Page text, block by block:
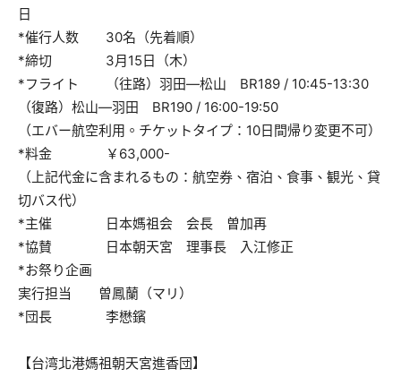
日
*催行人数 30名（先着順）
*締切 3月15日（木）
*フライト （往路）羽田—松山 BR189 / 10:45-13:30
（復路）松山—羽田 BR190 / 16:00-19:50
（エバー航空利用。チケットタイプ：10日間帰り変更不可）
*料金 ￥63,000-
（上記代金に含まれるもの：航空券、宿泊、食事、観光、貸
切バス代）
*主催 日本媽祖会 会長 曽加再
*協賛 日本朝天宮 理事長 入江修正
*お祭り企画
実行担当 曽鳳蘭（マリ）
*団長 李懋鑌
【台湾北港媽祖朝天宮進香団】